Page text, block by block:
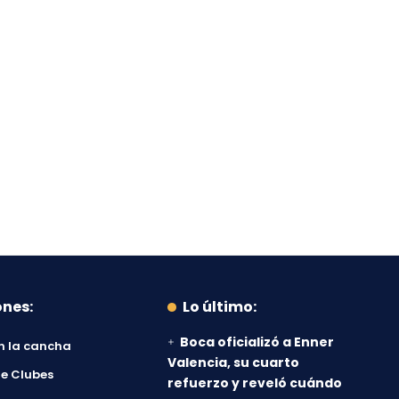
la cancha
Clubes
Lo último:
Boca oficializó a Enner
Valencia, su cuarto
refuerzo y reveló cuándo